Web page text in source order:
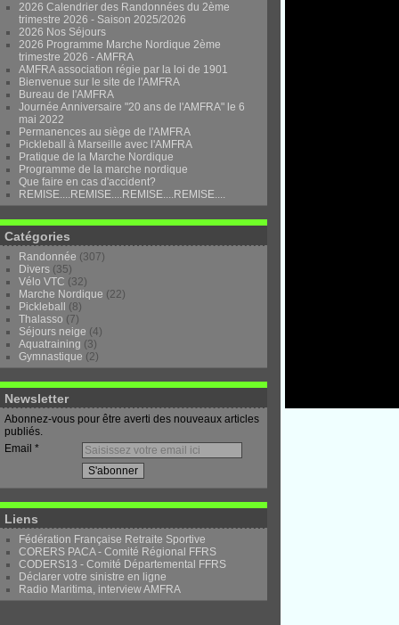
2026 Calendrier des Randonnées du 2ème
trimestre 2026 - Saison 2025/2026
2026 Nos Séjours
2026 Programme Marche Nordique 2ème
trimestre 2026 - AMFRA
AMFRA association régie par la loi de 1901
Bienvenue sur le site de l'AMFRA
Bureau de l'AMFRA
Journée Anniversaire "20 ans de l'AMFRA" le 6
mai 2022
Permanences au siège de l'AMFRA
Pickleball à Marseille avec l'AMFRA
Pratique de la Marche Nordique
Programme de la marche nordique
Que faire en cas d'accident?
REMISE....REMISE....REMISE....REMISE....
Catégories
Randonnée (307)
Divers (35)
Vélo VTC (32)
Marche Nordique (22)
Pickleball
(8)
Thalasso (7)
Séjours neige (4)
Aquatraining (3)
Gymnastique (2)
Newsletter
Abonnez-vous pour être averti des nouveaux articles
publiés.
Email
Liens
Fédération Française Retraite Sportive
CORERS PACA - Comité Régional FFRS
CODERS13 - Comité Départemental FFRS
Déclarer votre sinistre en ligne
Radio Maritima, interview AMFRA